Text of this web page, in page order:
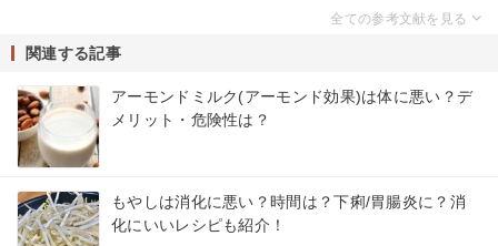
関連する記事
アーモンドミルク(アーモンド効果)は体に悪い？デ
メリット・危険性は？
もやしは消化に悪い？時間は？下痢/胃腸炎に？消
化にいいレシピも紹介！